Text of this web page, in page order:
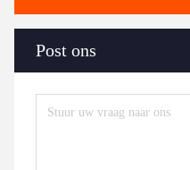
Post ons